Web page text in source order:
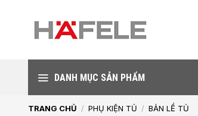
DANH MỤC SẢN PHẨM
TRANG CHỦ / PHỤ KIỆN TỦ / BẢN LỀ TỦ